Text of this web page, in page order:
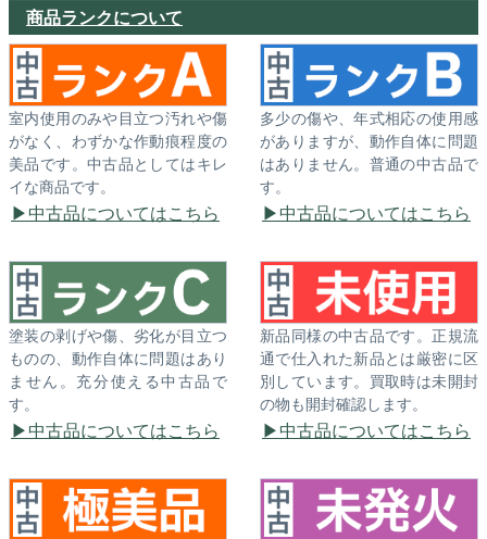
商品ランクについて
室内使用のみや目立つ汚れや傷
がなく、わずかな作動痕程度の
美品です。中古品としてはキレ
イな商品です。
中古品についてはこちら
多少の傷や、年式相応の使用感
がありますが、動作自体に問題
はありません。普通の中古品で
す。
中古品についてはこちら
塗装の剥げや傷、劣化が目立つ
ものの、動作自体に問題はあり
ません。充分使える中古品で
す。
中古品についてはこちら
新品同様の中古品です。正規流
通で仕入れた新品とは厳密に区
別しています。買取時は未開封
の物も開封確認します。
中古品についてはこちら